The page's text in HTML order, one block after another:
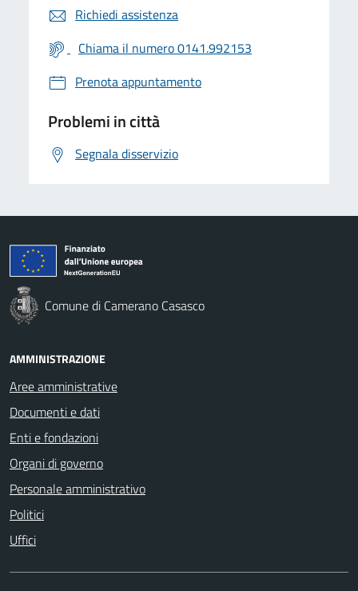
Richiedi assistenza
Chiama il numero 0141.992153
Prenota appuntamento
Problemi in città
Segnala disservizio
Comune di Camerano Casasco
AMMINISTRAZIONE
Aree amministrative
Documenti e dati
Enti e fondazioni
Organi di governo
Personale amministrativo
Politici
Uffici